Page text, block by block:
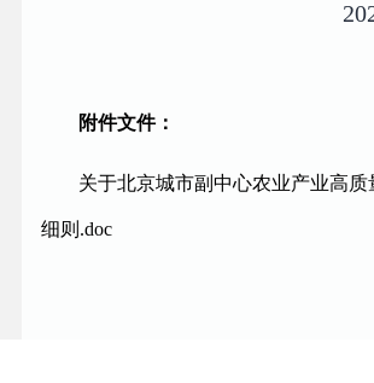
附件文件：
关于北京城市副中心农业产业高
细则.doc